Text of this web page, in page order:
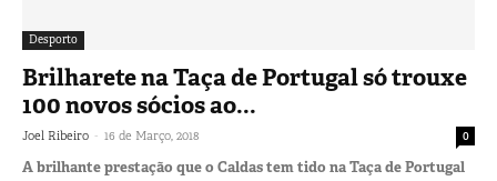
Desporto
Brilharete na Taça de Portugal só trouxe
100 novos sócios ao...
Joel Ribeiro - 16 de Março, 2018 0
A brilhante prestação que o Caldas tem tido na Taça de Portugal